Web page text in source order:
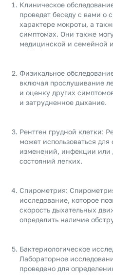
Клиническое
проведет беседу с вами о
характере мокроты, а
симптомах. Они также
медицинской и семейной
Физикальное
включая прослушивание
и оценку других
и затрудненное дыхание.
Рентген грудной клетки:
может использоваться
изменений, инфекции или
состояний легких.
Спирометрия:
исследование, которое
скорость дыхательных
определить наличие
Бактериологическое
Лабораторное
проведено для